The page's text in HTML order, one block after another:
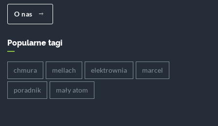
O nas
Popularne tagi
chmura mellach elektrownia marcel
poradnik mały atom